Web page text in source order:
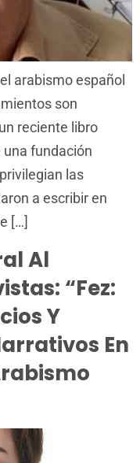
arabismo español
son
reciente libro
una fundación
las
a escribir en
[…]
Al
“Fez:
Y
En